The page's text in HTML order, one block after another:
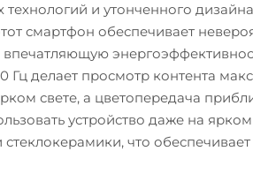
и утонченного
смартфон обеспечивает
Гц делает просмотр контента
свете, а цветопередача
устройство даже на
что